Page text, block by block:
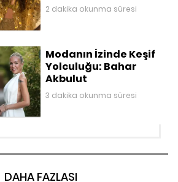
2 dakika okunma süresi
Modanın İzinde Keşif
Yolculuğu: Bahar
Akbulut
3 dakika okunma süresi
DAHA FAZLASI